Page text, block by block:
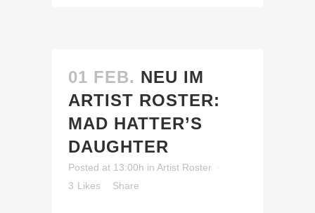
01 FEB. NEU IM
ARTIST ROSTER:
MAD HATTER’S
DAUGHTER
Posted at 13:00h in Artist Roster
3 Likes Share